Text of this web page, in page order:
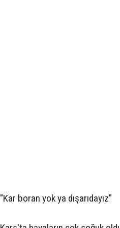
"Kar boran yok ya dışarıdayız"